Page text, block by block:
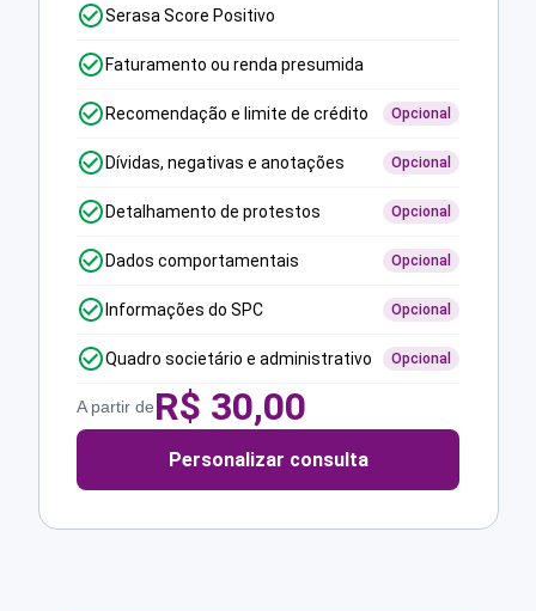
Serasa Score Positivo
Faturamento ou renda presumida
Recomendação e limite de crédito Opcional
Dívidas, negativas e anotações Opcional
Detalhamento de protestos Opcional
Dados comportamentais Opcional
Informações do SPC Opcional
Quadro societário e administrativo Opcional
A partir deR$ 30,00
Personalizar consulta